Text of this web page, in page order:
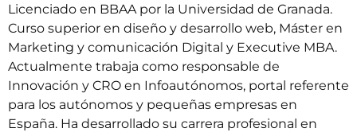
Licenciado en BBAA por la Universidad de Granada.
Curso superior en diseño y desarrollo web, Máster en
Marketing y comunicación Digital y Executive MBA.
Actualmente trabaja como responsable de
Innovación y CRO en Infoautónomos, portal referente
para los autónomos y pequeñas empresas en
España. Ha desarrollado su carrera profesional en